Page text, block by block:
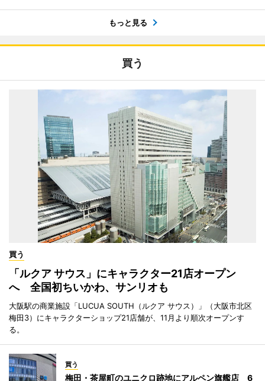
もっと見る
買う
買う
「ルクア サウス」にキャラクター21店オープン
へ 全国初ちいかわ、サンリオも
大阪駅の商業施設「LUCUA SOUTH（ルクア サウス）」（大阪市北区
梅田3）にキャラクターショップ21店舗が、11月より順次オープンす
る。
買う
梅田・茶屋町のユニクロ跡地にアルペン旗艦店 6